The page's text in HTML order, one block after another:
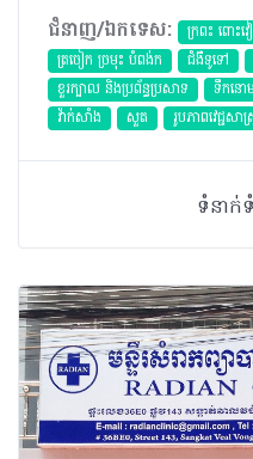
ជំនាញ/ឯកទេស:
ក្រពះ ពោះវ
ត្រចៀក ច្រមុះ បំពង់ក
ជំងឺទូទៅ
ខួរក្បាល និងប្រព័ន្ធប្រសាទ
ទឹកនោម
វ៉ាក់សាំង
សួត រូបភាពវេជ្ជសាស្
ទំនាក់